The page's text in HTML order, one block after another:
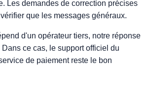
Les demandes de correction précises
que les messages généraux.
d'un opérateur tiers, notre réponse
ce cas, le support officiel du
de paiement reste le bon